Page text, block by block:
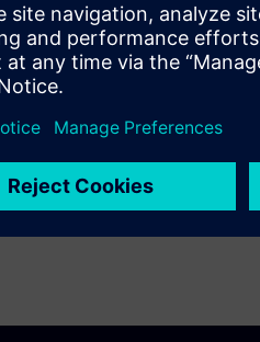
and charging
fast detection and
that could threaten the
sets us apart in our white